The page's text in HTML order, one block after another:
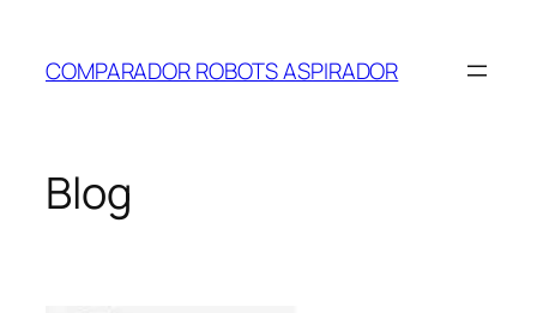
contenido
COMPARADOR ROBOTS ASPIRADOR
Blog